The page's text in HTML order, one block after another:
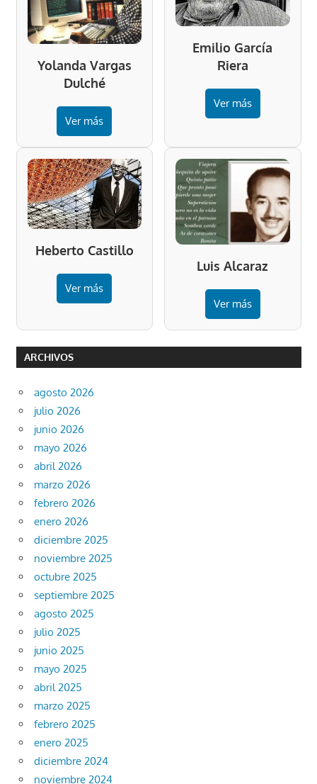
Yolanda Vargas
Dulché
Ver más
Emilio García
Riera
Ver más
Heberto Castillo
Ver más
Luis Alcaraz
Ver más
ARCHIVOS
agosto 2026
julio 2026
junio 2026
mayo 2026
abril 2026
marzo 2026
febrero 2026
enero 2026
diciembre 2025
noviembre 2025
octubre 2025
septiembre 2025
agosto 2025
julio 2025
junio 2025
mayo 2025
abril 2025
marzo 2025
febrero 2025
enero 2025
diciembre 2024
noviembre 2024